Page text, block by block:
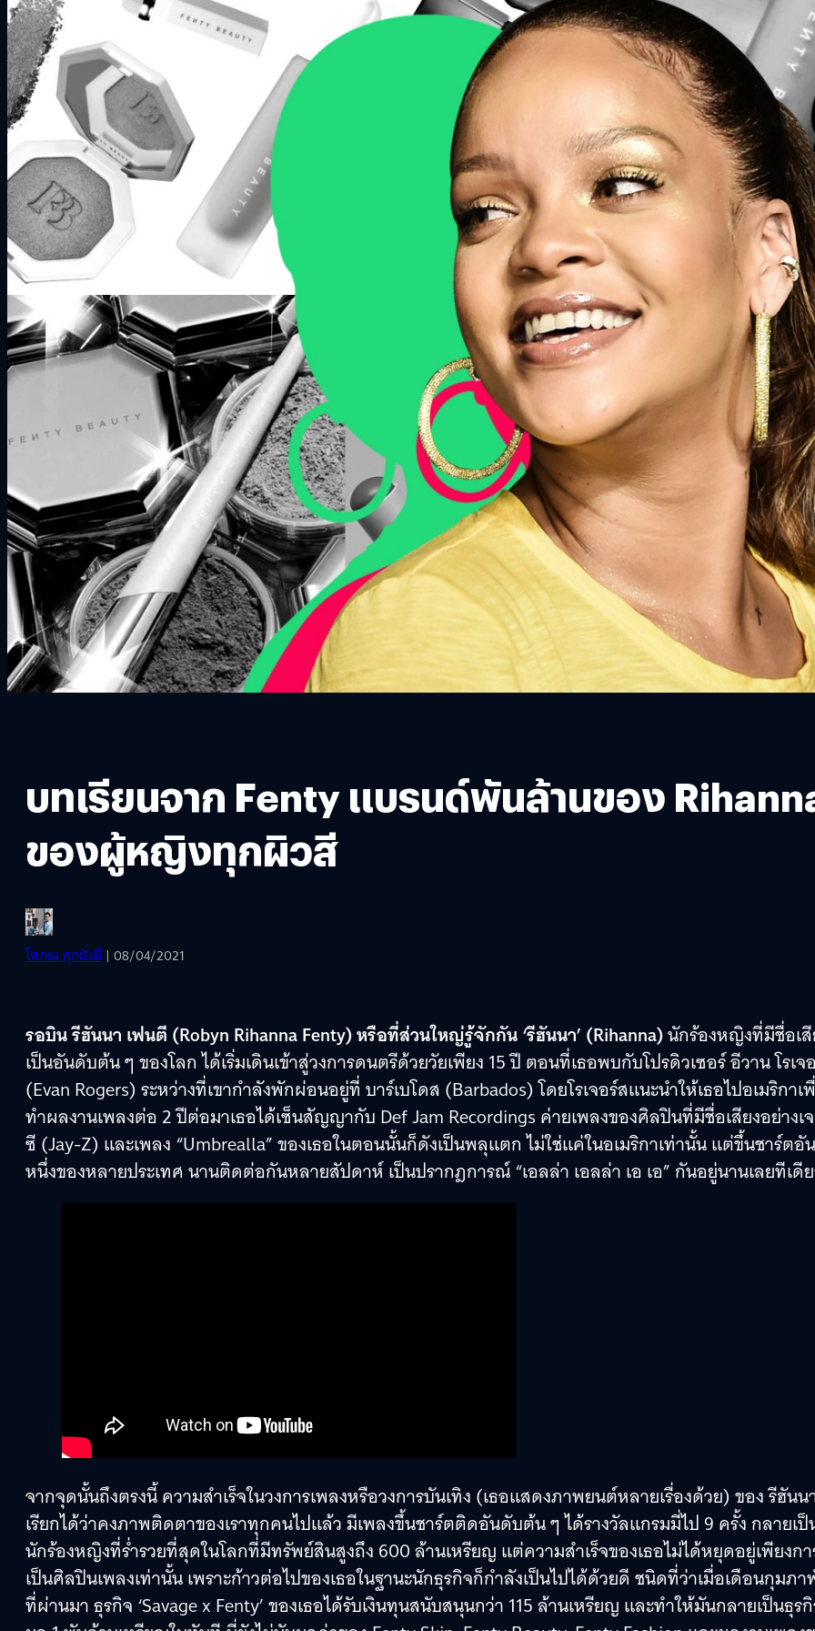
บทเรียนจาก Fenty แบรนด์พันล้านของ
ของผู้หญิงทุกผิวสี
โสภณ ศุภมั่งมี | 08/04/2021
รอบิน รีฮันนา เฟนตี (Robyn Rihanna Fenty) หรือที่ส่วนใหญ่รู้จักกัน ‘รีฮันนา’ (Rihanna)นักร้องหญิงที่มีชื่อเ
เป็นอันดับต้น ๆ ของโลก ได้เริ่มเดินเข้าสู่วงการดนตรีด้วยวัยเพียง 15 ปี ตอนที่เธอพบกับโปรดิวเซอร์ อีวาน โรเจ
(Evan Rogers) ระหว่างที่เขากำลังพักผ่อนอยู่ที่ บาร์เบโดส (Barbados) โดยโรเจอร์สแนะนำให้เธอไปอเมริกาเ
ทำผลงานเพลงต่อ 2 ปีต่อมาเธอได้เซ็นสัญญากับ Def Jam Recordings ค่ายเพลงของศิลปินที่มีชื่อเสียงอย่างเ
ซี (Jay-Z) และเพลง “Umbrealla” ของเธอในตอนนั้นก็ดังเป็นพลุแตก ไม่ใช่แค่ในอเมริกาเท่านั้น แต่ขึ้นชาร์ตอั
หนึ่งของหลายประเทศ นานติดต่อกันหลายสัปดาห์ เป็นปรากฎการณ์ “เอลล่า เอลล่า เอ เอ” กันอยู่นานเลยทีเดี
จากจุดนั้นถึงตรงนี้ ความสำเร็จในวงการเพลงหรือวงการบันเทิง (เธอแสดงภาพยนต์หลายเรื่องด้วย)​ ของ รีฮันน
เรียกได้ว่าคงภาพติดตาของเราทุกคนไปแล้ว มีเพลงขึ้นชาร์ตติดอันดับต้น ๆ ได้รางวัลแกรมมี่ไป 9 ครั้ง กลายเ
นักร้องหญิงที่ร่ำรวยที่สุดในโลกที่มีทรัพย์สินสูงถึง 600 ล้านเหรียญ แต่ความสำเร็จของเธอไม่ได้หยุดอยู่เพียงก
เป็นศิลปินเพลงเท่านั้น เพราะก้าวต่อไปของเธอในฐานะนักธุรกิจก็กำลังเป็นไปได้ด้วยดี ชนิดที่ว่าเมื่อเดือนกุมภ
ที่ผ่านมา ธุรกิจ ‘Savage x Fenty’ ของเธอได้รับเงินทุนสนับสนุนกว่า 115 ล้านเหรียญ และทำให้มันกลายเป็นธุร